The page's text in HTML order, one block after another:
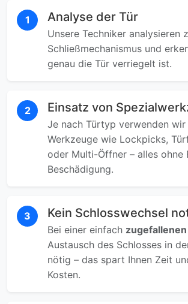
1 Analyse der Tür
Unsere Techniker analysieren
Schließmechanismus und
genau die Tür verriegelt ist.
2 Einsatz von
Je nach Türtyp verwenden
Werkzeuge wie Lockpicks,
oder Multi-Öffner – alles ohne
Beschädigung.
3 Kein Schlosswechsel
Bei einer einfach
Austausch des Schlosses in
nötig – das spart Ihnen Zeit
Kosten.